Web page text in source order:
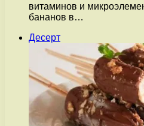
витаминов и
бананов в…
Десерт